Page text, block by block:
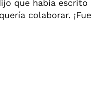
que había escrito
colaborar. ¡Fue